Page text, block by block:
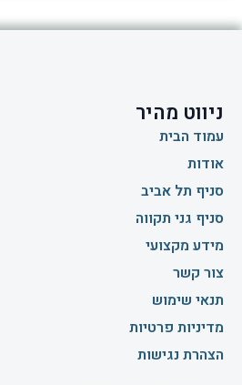
ניווט מהיר
עמוד הבית
אודות
סניף תל אביב
סניף גני תקווה
מידע מקצועי
צור קשר
תנאי שימוש
מדיניות פרטיות
הצהרת נגישות